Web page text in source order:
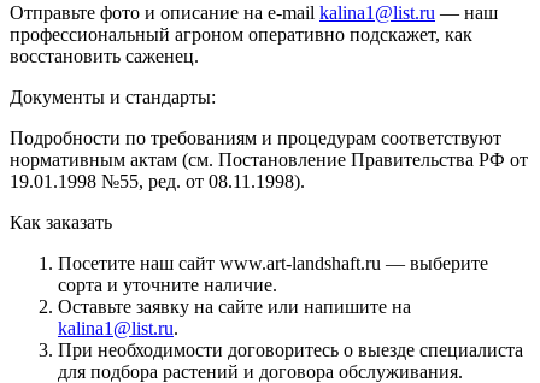
Отправьте фото и описание на e-mail kalina1@list.ru — наш
профессиональный агроном оперативно подскажет, как
восстановить саженец.
Документы и стандарты:
Подробности по требованиям и процедурам соответствуют
нормативным актам (см. Постановление Правительства РФ от
19.01.1998 №55, ред. от 08.11.1998).
Как заказать
Посетите наш сайт www.art-landshaft.ru — выберите
сорта и уточните наличие.
Оставьте заявку на сайте или напишите на
kalina1@list.ru.
При необходимости договоритесь о выезде специалиста
для подбора растений и договора обслуживания.